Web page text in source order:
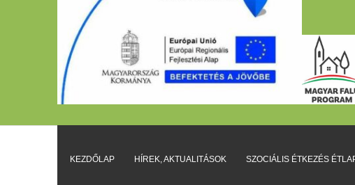
KEZDŐLAP HÍREK, AKTUALITÁSOK SZOCIÁLIS ÉTKEZÉS